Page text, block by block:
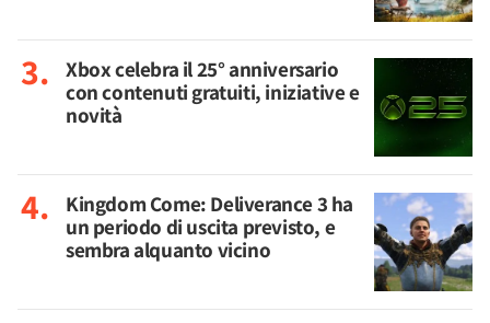
Xbox celebra il 25° anniversario
con contenuti gratuiti, iniziative e
novità
Kingdom Come: Deliverance 3 ha
un periodo di uscita previsto, e
sembra alquanto vicino